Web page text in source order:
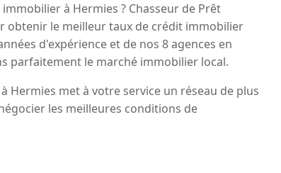
à Hermies ? Chasseur de Prêt
obtenir le meilleur taux de crédit immobilier
d'expérience et de nos 8 agences en
parfaitement le marché immobilier local.
Hermies met à votre service un réseau de plus
les meilleures conditions de